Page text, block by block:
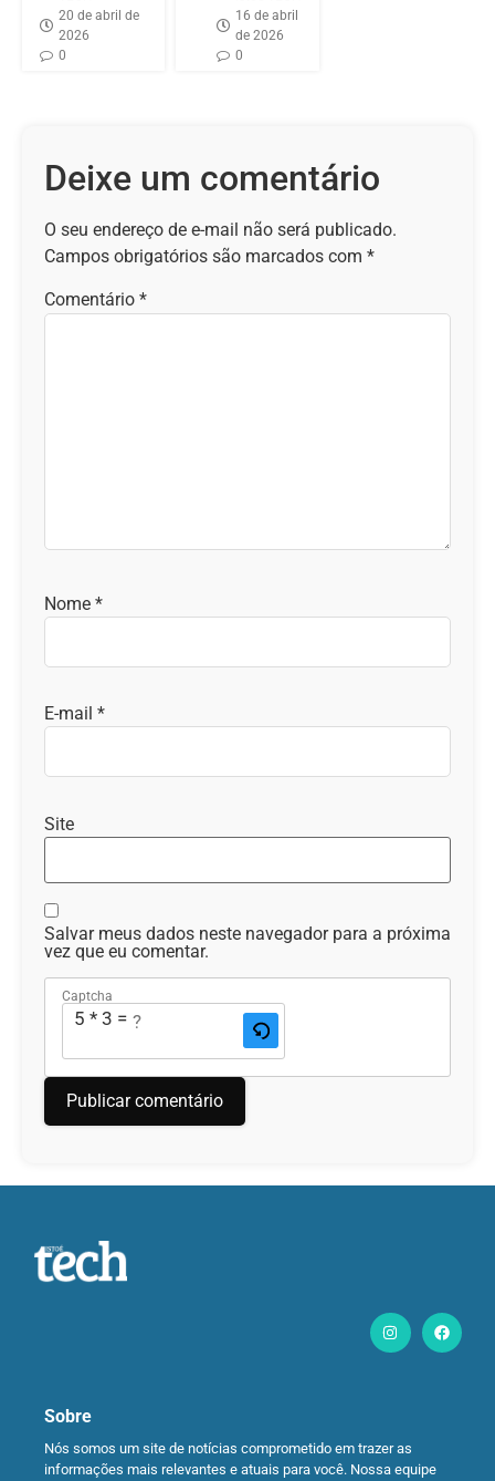
20 de abril de
2026
0
16 de abril
de 2026
0
Deixe um comentário
O seu endereço de e-mail não será publicado.
Campos obrigatórios são marcados com *
Comentário *
Nome *
E-mail *
Site
Salvar meus dados neste navegador para a próxima
vez que eu comentar.
Captcha
5 * 3 = ?
Sobre
Nós somos um site de notícias comprometido em trazer as
informações mais relevantes e atuais para você. Nossa equipe